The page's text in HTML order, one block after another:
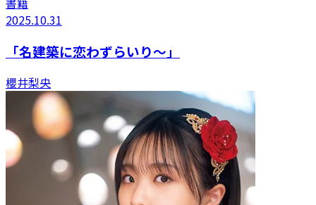
2025.10.31
「名建築に恋わずらいり〜」
櫻井梨央